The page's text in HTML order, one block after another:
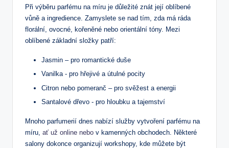
Při výběru parfému na míru ‍je důležité znát její oblíbené‌
vůně a ingredience. ⁤Zamyslete se nad tím, zda má ráda
florální,‍ ovocné, kořeněné ⁤nebo‌ orientální tóny. Mezi
⁣oblíbené základní složky patří:
Jasmin – pro‌ romantické duše
Vanilka -⁣ pro hřejivé ⁢a útulné pocity
Citron nebo pomeranč – pro svěžest a energii
Santalové dřevo ‍- pro hloubku a tajemství
Mnoho parfumerií dnes nabízí služby vytvoření parfému na
míru, ať už online nebo v kamenných obchodech. Některé
salony dokonce organizují workshopy, kde můžete být